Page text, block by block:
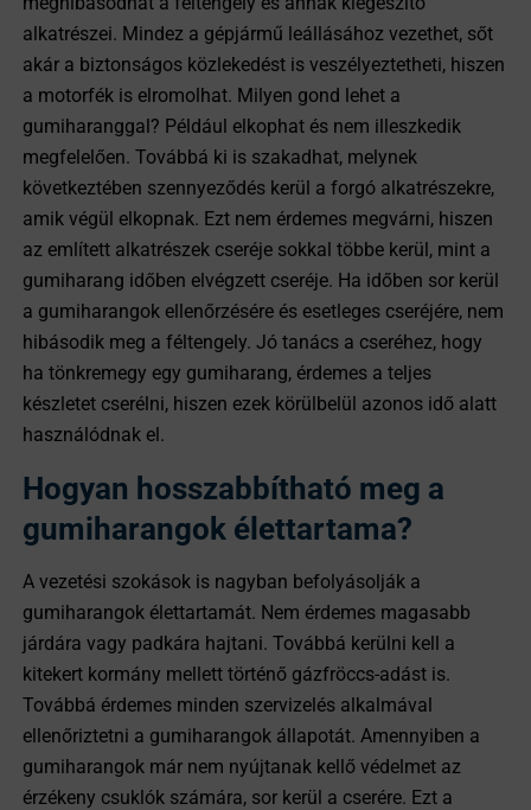
alkatrészei. Mindez a gépjármű leállásához vezethet, sőt
akár a biztonságos közlekedést is veszélyeztetheti, hiszen
a motorfék is elromolhat. Milyen gond lehet a
gumiharanggal? Például elkophat és nem illeszkedik
megfelelően. Továbbá ki is szakadhat, melynek
következtében szennyeződés kerül a forgó alkatrészekre,
amik végül elkopnak. Ezt nem érdemes megvárni, hiszen
az említett alkatrészek cseréje sokkal többe kerül, mint a
gumiharang időben elvégzett cseréje. Ha időben sor kerül
a gumiharangok ellenőrzésére és esetleges cseréjére, nem
hibásodik meg a féltengely. Jó tanács a cseréhez, hogy
ha tönkremegy egy gumiharang, érdemes a teljes
készletet cserélni, hiszen ezek körülbelül azonos idő alatt
használódnak el.
Hogyan hosszabbítható meg a
gumiharangok élettartama?
A vezetési szokások is nagyban befolyásolják a
gumiharangok élettartamát. Nem érdemes magasabb
járdára vagy padkára hajtani. Továbbá kerülni kell a
kitekert kormány mellett történő gázfröccs-adást is.
Továbbá érdemes minden szervizelés alkalmával
ellenőriztetni a gumiharangok állapotát. Amennyiben a
gumiharangok már nem nyújtanak kellő védelmet az
érzékeny csuklók számára, sor kerül a cserére. Ezt a